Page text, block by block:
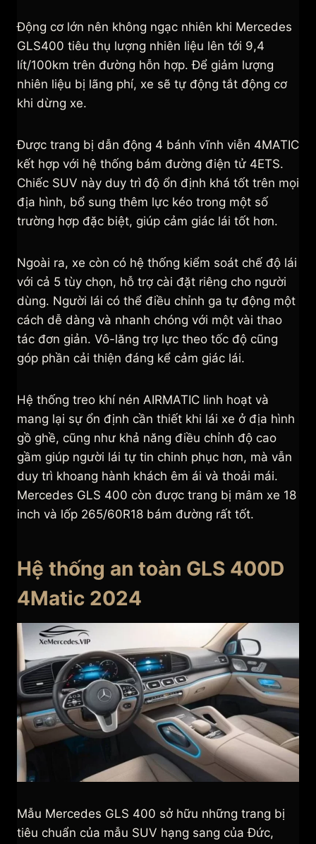
Động cơ lớn nên không ngạc nhiên khi Mercedes
GLS400 tiêu thụ lượng nhiên liệu lên tới 9,4
lít/100km trên đường hỗn hợp. Để giảm lượng
nhiên liệu bị lãng phí, xe sẽ tự động tắt động cơ
khi dừng xe.
Được trang bị dẫn động 4 bánh vĩnh viễn 4MATIC
kết hợp với hệ thống bám đường điện tử 4ETS.
Chiếc SUV này duy trì độ ổn định khá tốt trên mọi
địa hình, bổ sung thêm lực kéo trong một số
trường hợp đặc biệt, giúp cảm giác lái tốt hơn.
Ngoài ra, xe còn có hệ thống kiểm soát chế độ lái
với cả 5 tùy chọn, hỗ trợ cài đặt riêng cho người
dùng. Người lái có thể điều chỉnh ga tự động một
cách dễ dàng và nhanh chóng với một vài thao
tác đơn giản. Vô-lăng trợ lực theo tốc độ cũng
góp phần cải thiện đáng kể cảm giác lái.
Hệ thống treo khí nén AIRMATIC linh hoạt và
mang lại sự ổn định cần thiết khi lái xe ở địa hình
gồ ghề, cũng như khả năng điều chỉnh độ cao
gầm giúp người lái tự tin chinh phục hơn, mà vẫn
duy trì khoang hành khách êm ái và thoải mái.
Mercedes GLS 400 còn được trang bị mâm xe 18
inch và lốp 265/60R18 bám đường rất tốt.
Hệ thống an toàn GLS 400D
4Matic 2024
Mẫu Mercedes GLS 400 sở hữu những trang bị
tiêu chuẩn của mẫu SUV hạng sang của Đức,